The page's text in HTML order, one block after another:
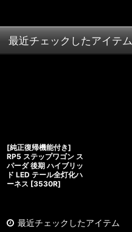
最近チェックしたアイテム
[純正復帰機能付き]
RP5 ステップワゴン ス
パーダ 後期 ハイブリッ
ド LED テール全灯化ハ
ーネス [3530R]
最近チェックしたアイテム